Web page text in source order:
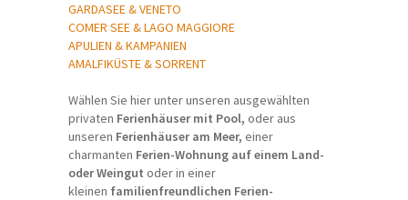
GARDASEE & VENETO
COMER SEE & LAGO MAGGIORE
APULIEN & KAMPANIEN
AMALFIKÜSTE & SORRENT
Wählen Sie hier unter unseren ausgewählten
privaten Ferienhäuser mit Pool, oder aus
unseren Ferienhäuser am Meer, einer
charmanten Ferien-Wohnung auf einem Land-
oder Weingut oder in einer
kleinen familienfreundlichen Ferien-